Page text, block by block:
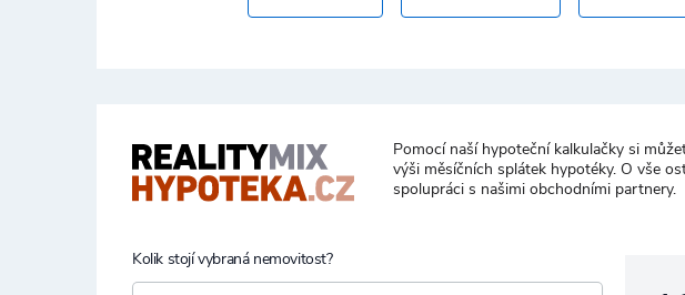
Pomocí naší hypoteční kalkulačky si
výši měsíčních splátek hypotéky. O vše
spolupráci s našimi obchodními partnery.
Kolik stojí vybraná nemovitost?